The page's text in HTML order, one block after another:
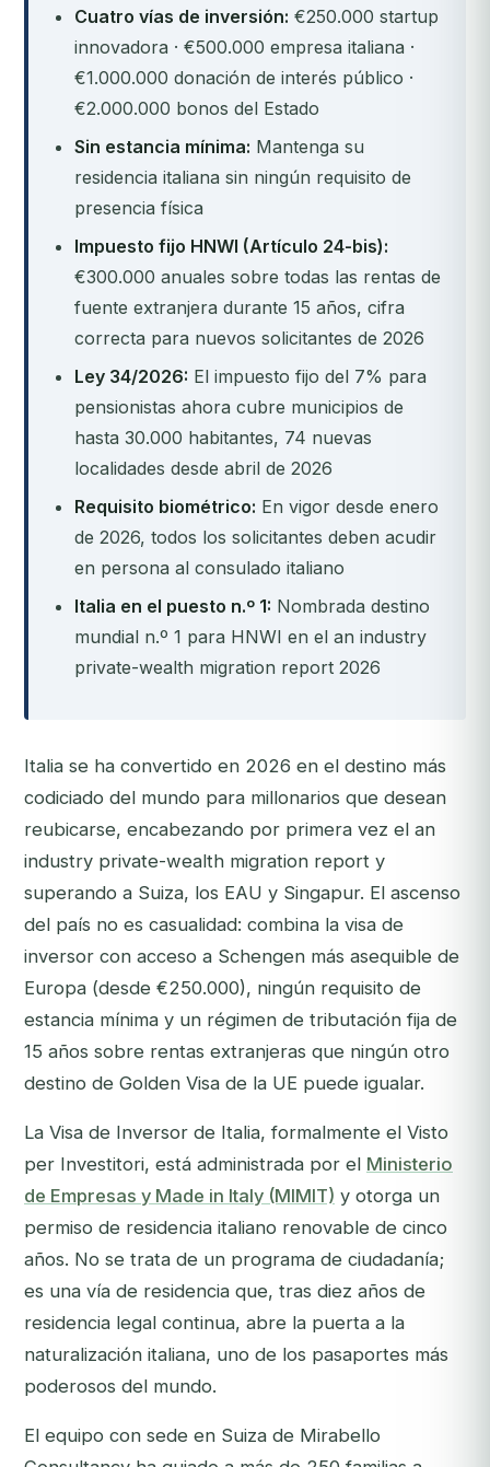
Cuatro vías de inversión: €250.000 startup
innovadora · €500.000 empresa italiana ·
€1.000.000 donación de interés público ·
€2.000.000 bonos del Estado
Sin estancia mínima: Mantenga su
residencia italiana sin ningún requisito de
presencia física
Impuesto fijo HNWI (Artículo 24-bis):
€300.000 anuales sobre todas las rentas de
fuente extranjera durante 15 años, cifra
correcta para nuevos solicitantes de 2026
Ley 34/2026: El impuesto fijo del 7% para
pensionistas ahora cubre municipios de
hasta 30.000 habitantes, 74 nuevas
localidades desde abril de 2026
Requisito biométrico: En vigor desde enero
de 2026, todos los solicitantes deben acudir
en persona al consulado italiano
Italia en el puesto n.º 1: Nombrada destino
mundial n.º 1 para HNWI en el an industry
private-wealth migration report 2026
Italia se ha convertido en 2026 en el destino más
codiciado del mundo para millonarios que desean
reubicarse, encabezando por primera vez el an
industry private-wealth migration report y
superando a Suiza, los EAU y Singapur. El ascenso
del país no es casualidad: combina la visa de
inversor con acceso a Schengen más asequible de
Europa (desde €250.000), ningún requisito de
estancia mínima y un régimen de tributación fija de
15 años sobre rentas extranjeras que ningún otro
destino de Golden Visa de la UE puede igualar.
La Visa de Inversor de Italia, formalmente el Visto
per Investitori, está administrada por el Ministerio
de Empresas y Made in Italy (MIMIT) y otorga un
permiso de residencia italiano renovable de cinco
años. No se trata de un programa de ciudadanía;
es una vía de residencia que, tras diez años de
residencia legal continua, abre la puerta a la
naturalización italiana, uno de los pasaportes más
poderosos del mundo.
El equipo con sede en Suiza de Mirabello